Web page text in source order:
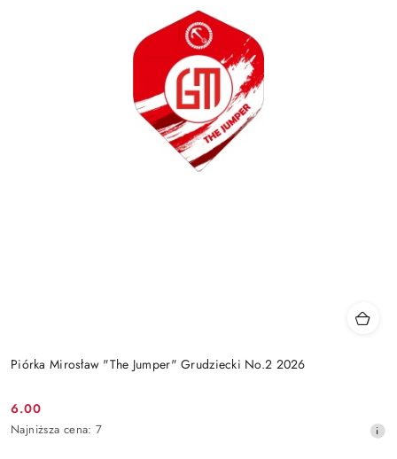
Piórka Mirosław "The Jumper" Grudziecki No.2 2026
Cena
promocyjna:
6.00
Najniższa
Najniższa cena: 7